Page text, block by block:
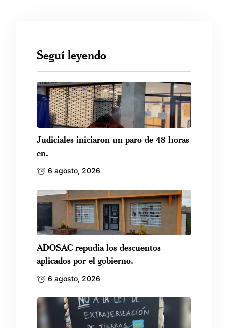
Seguí leyendo
Judiciales iniciaron un paro de 48 horas
en.
6 agosto, 2026
ADOSAC repudia los descuentos
aplicados por el gobierno.
6 agosto, 2026